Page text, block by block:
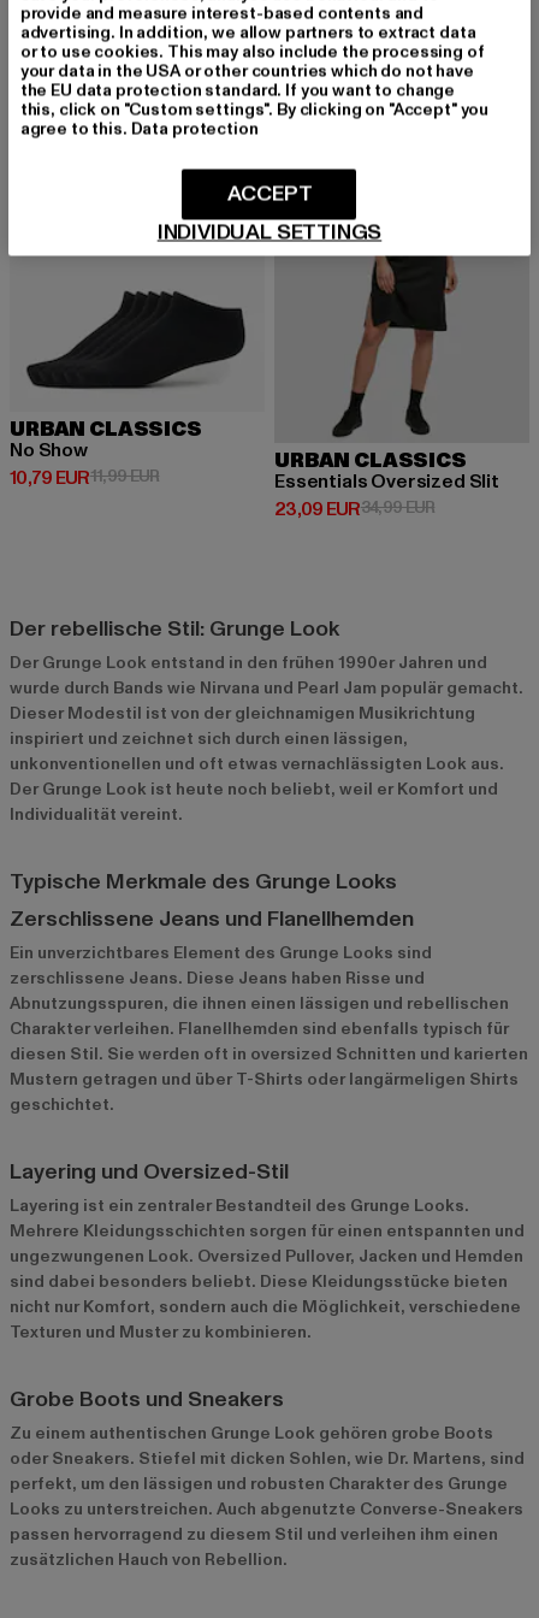
-10%
URBAN CLASSICS
No Show
10,79 EUR
Derzeitiger Preis: 10,79 EUR
11,99 EURAktionspreis: 11,99 EUR
-34%
URBAN CLASSICS
Essentials Oversized Slit
23,09 EUR
Derzeitiger Preis: 23,09 EUR
34,99 EURAktionspreis:
Der rebellische Stil: Grunge Look
Der Grunge Look entstand in den frühen 1990er Jahren und
wurde durch Bands wie Nirvana und Pearl Jam populär gemacht.
Dieser Modestil ist von der gleichnamigen Musikrichtung
inspiriert und zeichnet sich durch einen lässigen,
unkonventionellen und oft etwas vernachlässigten Look aus.
Der Grunge Look ist heute noch beliebt, weil er Komfort und
Individualität vereint.
Typische Merkmale des Grunge Looks
Zerschlissene Jeans und Flanellhemden
Ein unverzichtbares Element des Grunge Looks sind
zerschlissene Jeans. Diese Jeans haben Risse und
Abnutzungsspuren, die ihnen einen lässigen und rebellischen
Charakter verleihen. Flanellhemden sind ebenfalls typisch für
diesen Stil. Sie werden oft in oversized Schnitten und karierten
Mustern getragen und über T-Shirts oder langärmeligen Shirts
geschichtet.
Layering und Oversized-Stil
Layering ist ein zentraler Bestandteil des Grunge Looks.
Mehrere Kleidungsschichten sorgen für einen entspannten und
ungezwungenen Look. Oversized Pullover, Jacken und Hemden
sind dabei besonders beliebt. Diese Kleidungsstücke bieten
nicht nur Komfort, sondern auch die Möglichkeit, verschiedene
Texturen und Muster zu kombinieren.
Grobe Boots und Sneakers
Zu einem authentischen Grunge Look gehören grobe Boots
oder Sneakers. Stiefel mit dicken Sohlen, wie Dr. Martens, sind
perfekt, um den lässigen und robusten Charakter des Grunge
Looks zu unterstreichen. Auch abgenutzte Converse-Sneakers
passen hervorragend zu diesem Stil und verleihen ihm einen
zusätzlichen Hauch von Rebellion.
provide and measure interest-based contents and
advertising. In addition, we allow partners to extract data
or to use cookies. This may also include the processing of
your data in the USA or other countries which do not have
the EU data protection standard. If you want to change
this, click on "Custom settings". By clicking on "Accept" you
agree to this. Data protection
INDIVIDUAL SETTINGS
ACCEPT